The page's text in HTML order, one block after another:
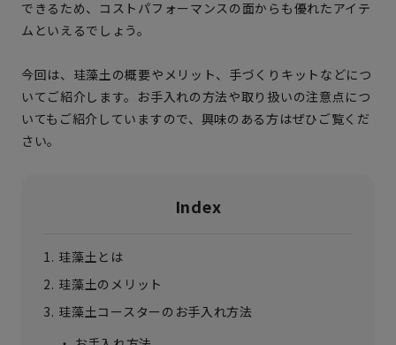
できるため、コストパフォーマンスの面からも優れたアイテ
ムといえるでしょう。
今回は、珪藻土の概要やメリット、手づくりキットなどにつ
いてご紹介します。お手入れの方法や取り扱いの注意点につ
いてもご紹介していますので、興味のある方はぜひご覧くだ
さい。
Index
珪藻土とは
珪藻土のメリット
珪藻土コースターのお手入れ方法